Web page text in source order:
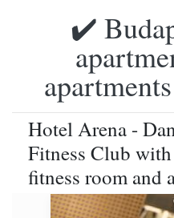
✔️
Hotel Arena -
Fitness Club
fitness room and